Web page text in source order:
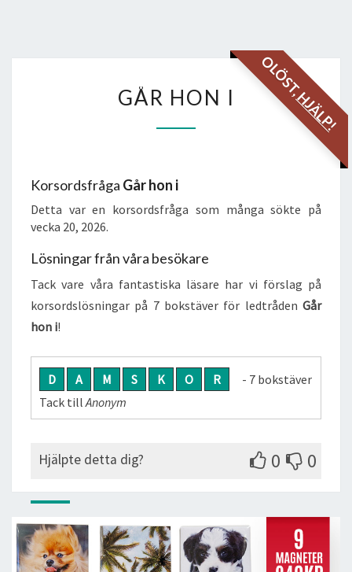
OLÖST,
HJÄLP!
HON
GÅR HON I
Korsordsfråga Går hon i
Detta var en korsordsfråga som många sökte på
vecka 20, 2026.
Lösningar från våra besökare
Tack vare våra fantastiska läsare har vi förslag på
korsordslösningar på 7 bokstäver för ledtråden Går
hon i!
D A M S K O R
- 7 bokstäver
Tack tillAnonym
Hjälpte detta dig? 0 0